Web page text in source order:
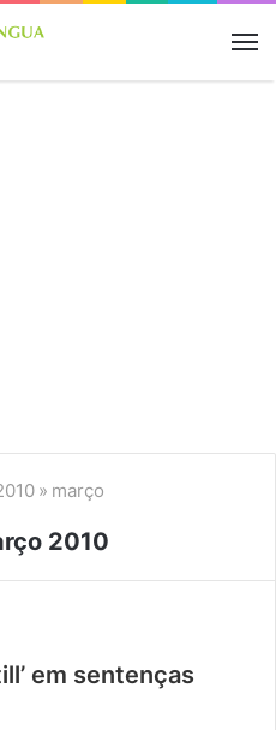
» março
2010
em sentenças